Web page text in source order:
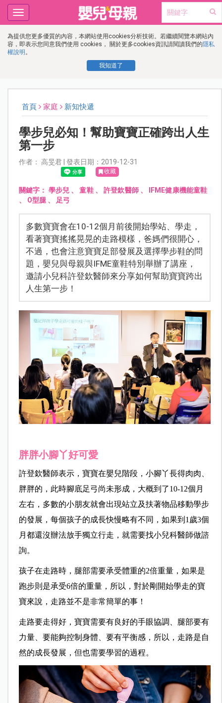
為提供您更多優質的內容，本網站使用cookies分析技術。若繼續閱覽本網站內
容，即表示您同意我們使用 cookies， 關於更多cookies資訊請閱讀我們的隱私
權說明 。
我知道了
Toggle
navigation
首頁 家庭 新知快遞
學步兒必知！幫助寶寶正確跨出人生
第一步
作者： 高旻君 | 發表日期：2019-12-31
收藏
關鍵字： 學步兒 、童鞋、許登欽醫師、
IFME健康機能童鞋
、 O型腿、 足弓
多數寶寶會在10-12個月前後開始學站、學走，
看著寶寶搖搖晃晃的走路模樣，爸媽們很開心，
不過，也會注意寶寶足部發展及選擇學步鞋的問
題，嬰兒與母親與IFME童鞋特別舉辦了講座，
邀請小兒科許登欽醫師來分享如何幫助寶寶跨出
人生第一步！
胖胖小腳丫好可愛
許登欽醫師表示，寶寶在嬰兒階段，小腳丫長得肉肉、
胖胖的，此時腳底足弓尚未形成，大概到了10-12個月
左右，多數的小朋友就會出現站立及扶著物品移動學步
的發展，每個孩子的成長快慢略有不同，如果到1歲3個
月都還沒辦法放手獨立行走，就需要找小兒科醫師做諮
詢。
孩子在走路時，腿部需要承受體重的2倍重量，如果是
跑步則是承受6倍的重量，所以，對於剛開始學走的寶
寶來說，走路並不是非常簡單的事！
走路要走得好，寶寶需要有良好的手眼協調、腿部要有
力量、要能夠控制身體、要有平衡感，所以，走路是自
然的成長發展，但也需要學習的過程。